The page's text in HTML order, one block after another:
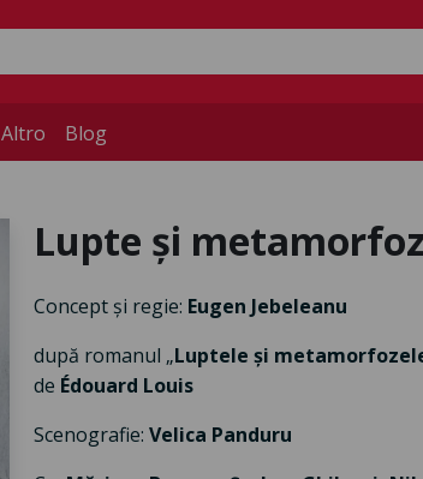
Altro Blog
Lupte și
Concept și regie: Eugen Jebeleanu
după romanul „Luptele și
de Édouard Louis
Scenografie: Velica Panduru